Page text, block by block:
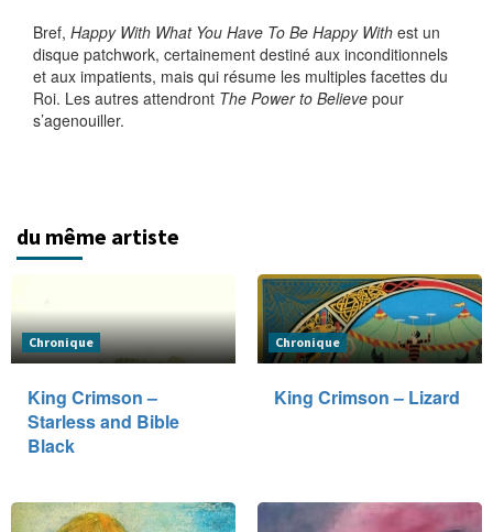
Bref, Happy With What You Have To Be Happy With est un
disque patchwork, certainement destiné aux inconditionnels
et aux impatients, mais qui résume les multiples facettes du
Roi. Les autres attendront The Power to Believe pour
s’agenouiller.
du même artiste
Chronique
King Crimson –
Starless and Bible
Black
Chronique
King Crimson – Lizard